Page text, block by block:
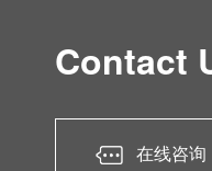
Contact
在线咨询